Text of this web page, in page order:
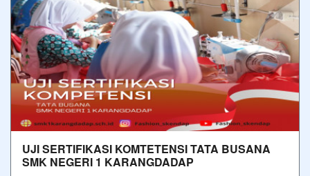
UJI SERTIFIKASI KOMTETENSI TATA BUSANA
SMK NEGERI 1 KARANGDADAP